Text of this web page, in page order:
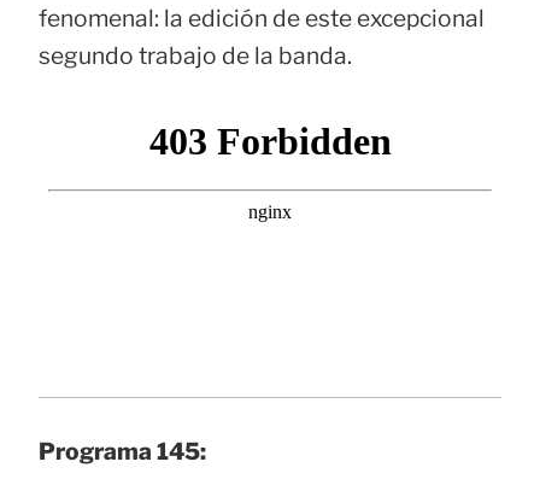
fenomenal: la edición de este excepcional
segundo trabajo de la banda.
Programa 145: